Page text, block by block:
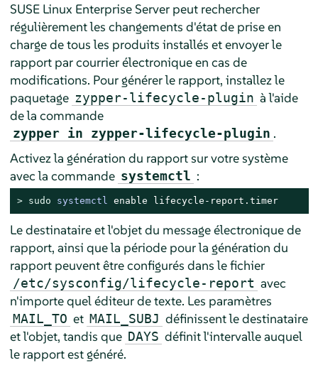
SUSE Linux Enterprise Serverpeut rechercher
régulièrement les changements d'état de prise en
charge de tous les produits installés et envoyer le
rapport par courrier électronique en cas de
modifications. Pour générer le rapport, installez le
paquetage zypper-lifecycle-plugin à l'aide
de la commande
zypper in zypper-lifecycle-plugin .
Activez la génération du rapport sur votre système
avec la commande systemctl :
> sudo systemctl enable lifecycle-report.timer
Le destinataire et l'objet du message électronique de
rapport, ainsi que la période pour la génération du
rapport peuvent être configurés dans le fichier
/etc/sysconfig/lifecycle-report avec
n'importe quel éditeur de texte. Les paramètres
MAIL_TO et MAIL_SUBJ définissent le destinataire
et l'objet, tandis que DAYS définit l'intervalle auquel
le rapport est généré.